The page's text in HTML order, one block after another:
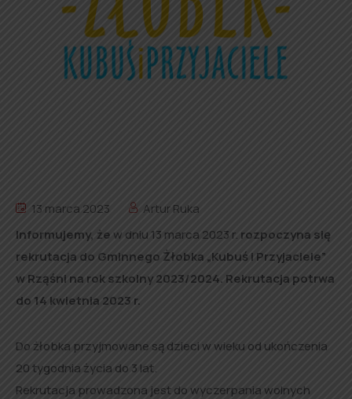
13 marca 2023
Artur Ruka
Informujemy, że w dniu 13 marca 2023 r. rozpoczyna się
rekrutacja do Gminnego Żłobka „Kubuś i Przyjaciele”
w Rząśni na rok szkolny 2023/2024. Rekrutacja potrwa
do 14 kwietnia 2023 r.
Do żłobka przyjmowane są dzieci w wieku od ukończenia
20 tygodnia życia do 3 lat.
Rekrutacja prowadzona jest do wyczerpania wolnych